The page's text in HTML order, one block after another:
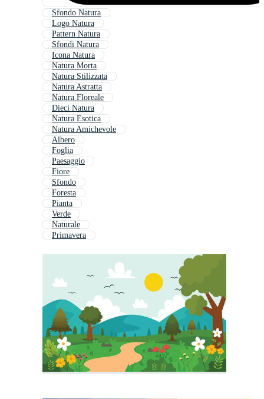
Sfondo Natura
Logo Natura
Pattern Natura
Sfondi Natura
Icona Natura
Natura Morta
Natura Stilizzata
Natura Astratta
Natura Floreale
Dieci Natura
Natura Esotica
Natura Amichevole
Albero
Foglia
Paesaggio
Fiore
Sfondo
Foresta
Pianta
Verde
Naturale
Primavera